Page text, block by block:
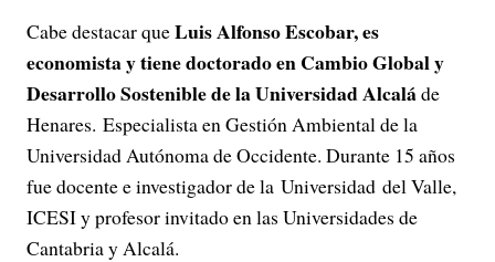
V
i
d
e
o
Cabe destacar queLuis Alfonso Escobar, es
economista y tiene doctorado en Cambio Global y
Desarrollo Sostenible de la Universidad Alcaláde
Henares. Especialista en Gestión Ambiental de la
Universidad Autónoma de Occidente. Durante 15 años
fue docente e investigador de la Universidad del Valle,
ICESI y profesor invitado en las Universidades de
Cantabria y Alcalá.